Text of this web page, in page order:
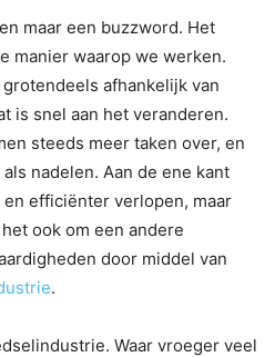
maar een buzzword. Het
manier waarop we werken.
afhankelijk van
is snel aan het veranderen.
steeds meer taken over, en
nadelen. Aan de ene kant
efficiënter verlopen, maar
ook om een andere
door middel van
.
Waar vroeger veel